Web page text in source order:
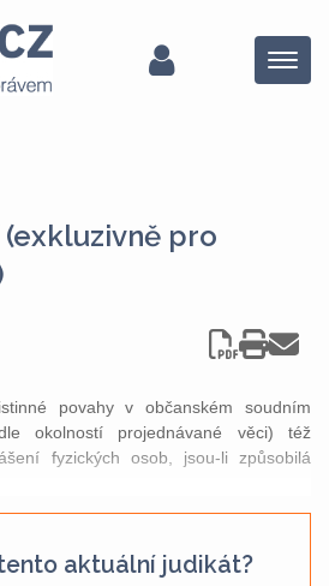
Menu
pro
povahy v občanském soudním
okolností projednávané věci) též
fyzických osob, jsou-li způsobilá
aktuální judikát?